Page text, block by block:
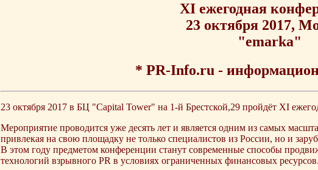
ХI ежегодная
23 октября 2017,
"emarka"
* PR-Info.ru -
23 октября 2017 в БЦ "Capital Tower" на 1-й Брестской,29 пройдёт ХI
Мероприятие проводится уже десять лет и является одним из самых
привлекая на свою площадку не только специалистов из России, но и
В этом году предметом конференции станут современные способы
технологий взрывного PR в условиях ограниченных финансовых ресурсов.